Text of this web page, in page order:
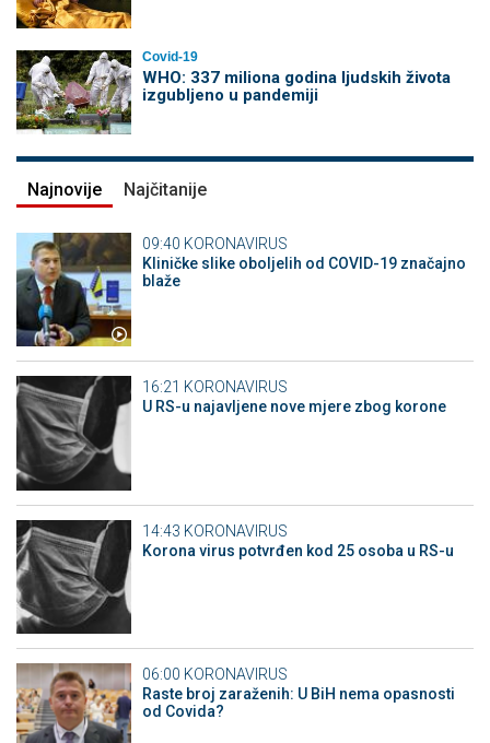
Covid-19
WHO: 337 miliona godina ljudskih života
izgubljeno u pandemiji
Najnovije Najčitanije
09:40 KORONAVIRUS
Kliničke slike oboljelih od COVID-19 značajno
blaže
16:21 KORONAVIRUS
U RS-u najavljene nove mjere zbog korone
14:43 KORONAVIRUS
Korona virus potvrđen kod 25 osoba u RS-u
06:00 KORONAVIRUS
Raste broj zaraženih: U BiH nema opasnosti
od Covida?